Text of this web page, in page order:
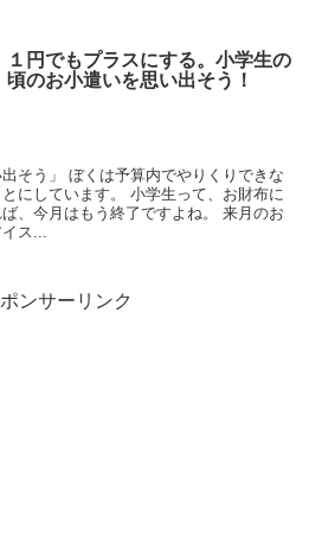
１円でもプラスにする。小学生の
頃のお小遣いを思い出そう！
出そう」 ぼくは予算内でやりくりできな
にしています。 小学生って、お財布に
、今月はもう終了ですよね。 来月のお
ス...
ンサーリンク